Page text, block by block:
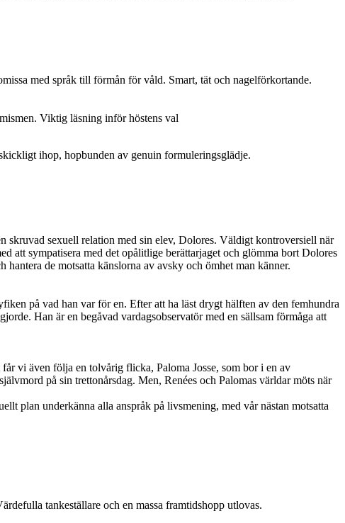
med språk till förmån för våld. Smart, tät och nagelförkortande.
Viktig läsning inför höstens val
ihop, hopbunden av genuin formuleringsglädje.
sexuell relation med sin elev, Dolores. Väldigt kontroversiell när
att sympatisera med det opålitlige berättarjaget och glömma bort Dolores
de motsatta känslorna av avsky och ömhet man känner.
på vad han var för en. Efter att ha läst drygt hälften av den femhundra
Han är en begåvad vardagsobservatör med en sällsam förmåga att
vi även följa en tolvårig flicka, Paloma Josse, som bor i en av
på sin trettonårsdag. Men, Renées och Palomas världar möts när
plan underkänna alla anspråk på livsmening, med vår nästan motsatta
tankeställare och en massa framtidshopp utlovas.